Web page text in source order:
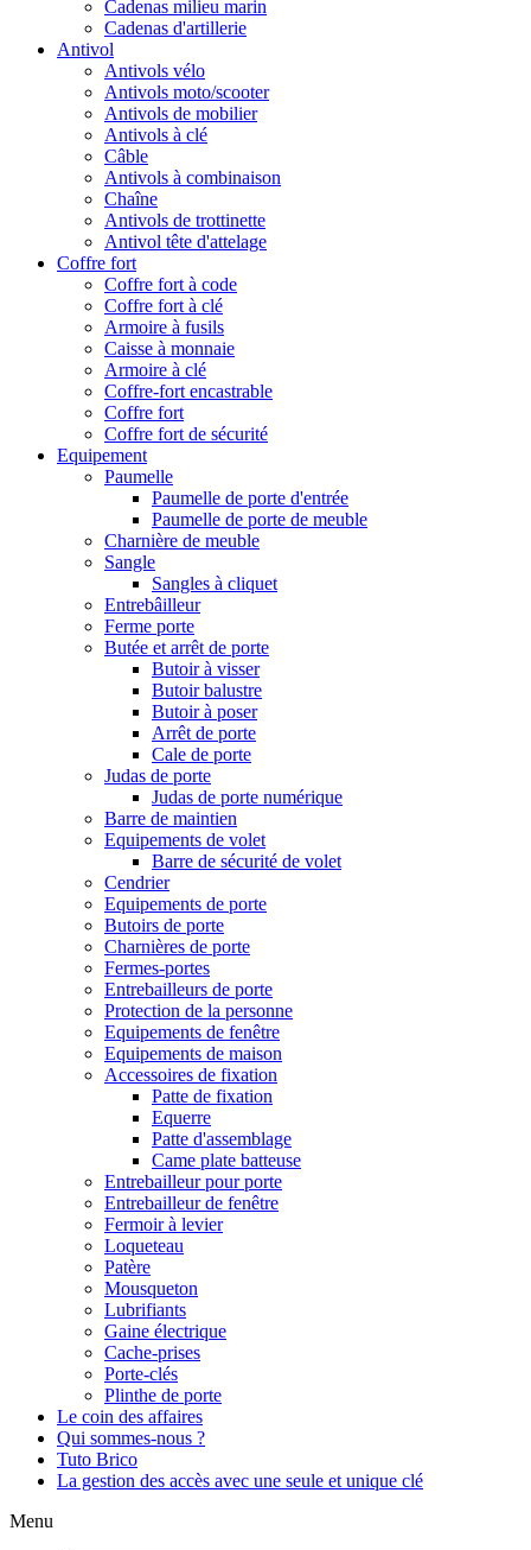
Cadenas milieu marin
Cadenas d'artillerie
Antivol
Antivols vélo
Antivols moto/scooter
Antivols de mobilier
Antivols à clé
Câble
Antivols à combinaison
Chaîne
Antivols de trottinette
Antivol tête d'attelage
Coffre fort
Coffre fort à code
Coffre fort à clé
Armoire à fusils
Caisse à monnaie
Armoire à clé
Coffre-fort encastrable
Coffre fort
Coffre fort de sécurité
Equipement
Paumelle
Paumelle de porte d'entrée
Paumelle de porte de meuble
Charnière de meuble
Sangle
Sangles à cliquet
Entrebâilleur
Ferme porte
Butée et arrêt de porte
Butoir à visser
Butoir balustre
Butoir à poser
Arrêt de porte
Cale de porte
Judas de porte
Judas de porte numérique
Barre de maintien
Equipements de volet
Barre de sécurité de volet
Cendrier
Equipements de porte
Butoirs de porte
Charnières de porte
Fermes-portes
Entrebailleurs de porte
Protection de la personne
Equipements de fenêtre
Equipements de maison
Accessoires de fixation
Patte de fixation
Equerre
Patte d'assemblage
Came plate batteuse
Entrebailleur pour porte
Entrebailleur de fenêtre
Fermoir à levier
Loqueteau
Patère
Mousqueton
Lubrifiants
Gaine électrique
Cache-prises
Porte-clés
Plinthe de porte
Le coin des affaires
Qui sommes-nous ?
Tuto Brico
La gestion des accès avec une seule et unique clé
Menu